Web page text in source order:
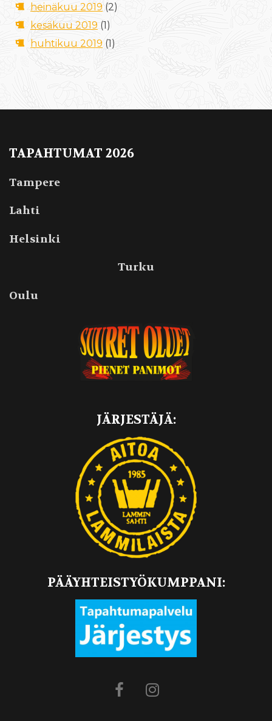
heinäkuu 2019 (2)
kesäkuu 2019 (1)
huhtikuu 2019 (1)
TAPAHTUMAT 2026
Tampere
Lahti
Helsinki
Turku
Oulu
JÄRJESTÄJÄ:
PÄÄYHTEISTYÖKUMPPANI: